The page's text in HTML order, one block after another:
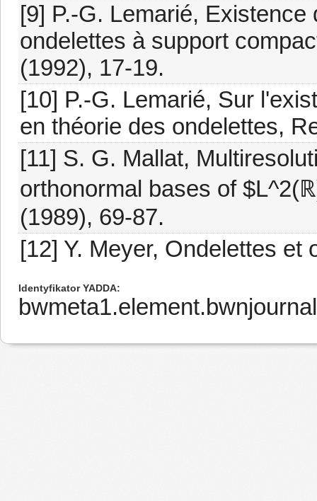
[9] P.-G. Lemarié,
ondelettes à support
(1992), 17-19.
[10] P.-G. Lemarié, Sur
en théorie des ondelettes,
[11] S. G. Mallat,
orthonormal bases of
(1989), 69-87.
[12] Y. Meyer, Ondelettes
Identyfikator YADDA